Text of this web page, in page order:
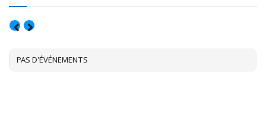
PAS D'ÉVÉNEMENTS